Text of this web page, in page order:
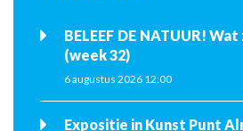
BELEEF DE NATUUR!
(week 32)
6 augustus 2026 12:00
Expositie in Kunst Punt